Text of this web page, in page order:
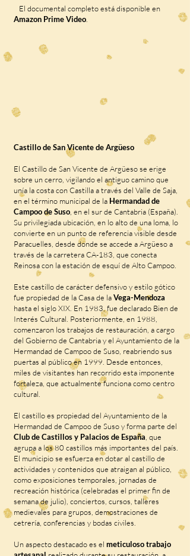
El documental completo está disponible en
Amazon Prime Video
Castillo de San Vicente de Argüeso
El Castillo de San Vicente de Argüeso se erige
sobre un cerro, vigilando el antiguo camino que
unía la costa con Castilla a través del Valle de Saja,
en el término municipal de la Hermandad de
Campoo de Suso , en el sur de Cantabria (España).
Su privilegiada ubicación, en lo alto de una loma, lo
convierte en un punto de referencia visible desde
Paracuelles, desde donde se accede a Argüeso a
través de la carretera CA-183, que conecta
Reinosa con la estación de esquí de Alto Campoo.
Este castillo de carácter defensivo y estilo gótico
fue propiedad de la Casa de laVega-Mendoza
hasta el siglo XIX. En 1983, fue declarado Bien de
Interés Cultural. Posteriormente, en 1988,
comenzaron los trabajos de restauración, a cargo
del Gobierno de Cantabria y el Ayuntamiento de la
Hermandad de Campoo de Suso, reabriendo sus
puertas al público en 1999. Desde entonces,
miles de visitantes han recorrido esta imponente
fortaleza, que actualmente funciona como centro
cultural.
El castillo es propiedad del Ayuntamiento de la
Hermandad de Campoo de Suso y forma parte del
Club de Castillos y Palacios de España , que
agrupa a los 80 castillos más importantes del país.
El municipio se esfuerza en dotar al castillo de
actividades y contenidos que atraigan al público,
como exposiciones temporales, jornadas de
recreación histórica (celebradas el primer fin de
semana de julio), conciertos, cursos, talleres
medievales para grupos, demostraciones de
cetrería, conferencias y bodas civiles.
Un aspecto destacado es el meticuloso trabajo